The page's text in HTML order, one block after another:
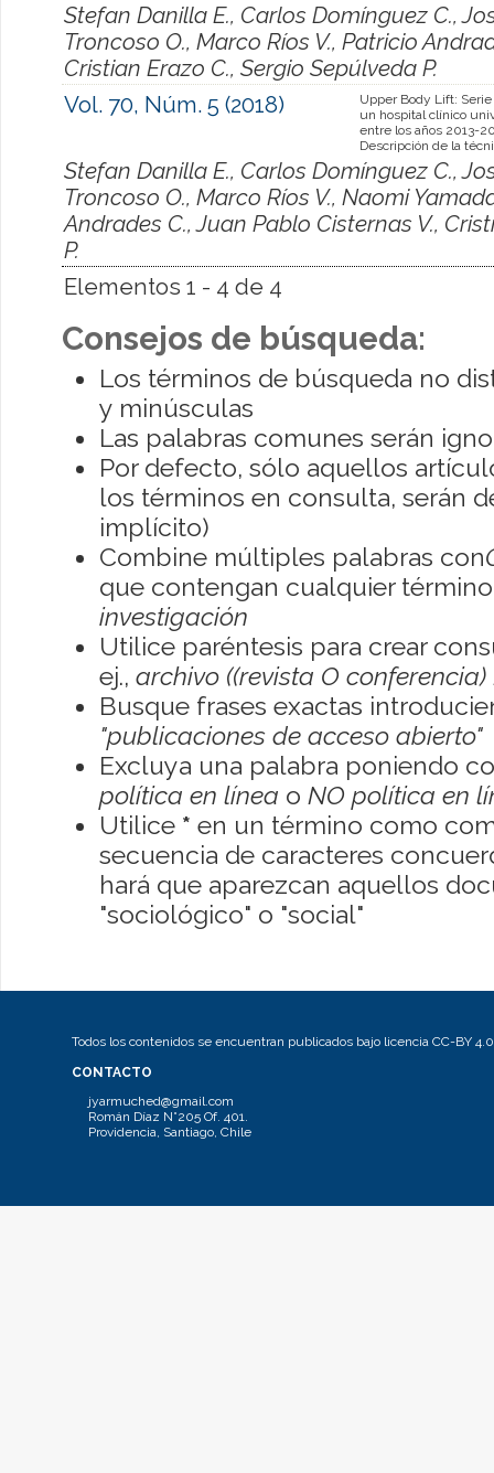
Stefan Danilla E., Carlos Domínguez C.,
Troncoso O., Marco Ríos V., Patricio
Cristian Erazo C., Sergio Sepúlveda P.
Vol. 70, Núm. 5 (2018)
Upper Body Lift:
un hospital clínico
entre los años 2013-
Descripción de la
Stefan Danilla E., Carlos Domínguez C.,
Troncoso O., Marco Ríos V., Naomi
Andrades C., Juan Pablo Cisternas V.,
P.
Elementos 1 - 4 de 4
Consejos de búsqueda:
Los términos de búsqueda no
y minúsculas
Las palabras comunes serán
Por defecto, sólo aquellos
los términos en consulta, serán
implícito)
Combine múltiples palabras con
que contengan cualquier
investigación
Utilice paréntesis para crear
ej., archivo ((revista O conferencia)
Busque frases exactas
"publicaciones de acceso abierto"
Excluya una palabra poniendo
política en línea o NO política en
Utilice * en un término como
secuencia de caracteres
hará que aparezcan aquellos
"sociológico" o "social"
Todos los contenidos se encuentran publicados bajo licencia CC-BY 4.0
CONTACTO
jyarmuched@gmail.com
Román Díaz N°205 Of. 401.
Providencia, Santiago, Chile